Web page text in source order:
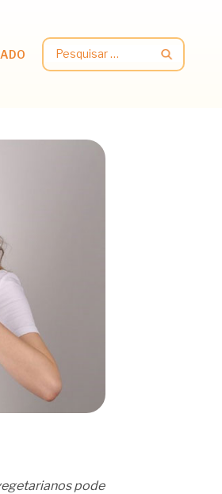
Pesquisar
por:
pode